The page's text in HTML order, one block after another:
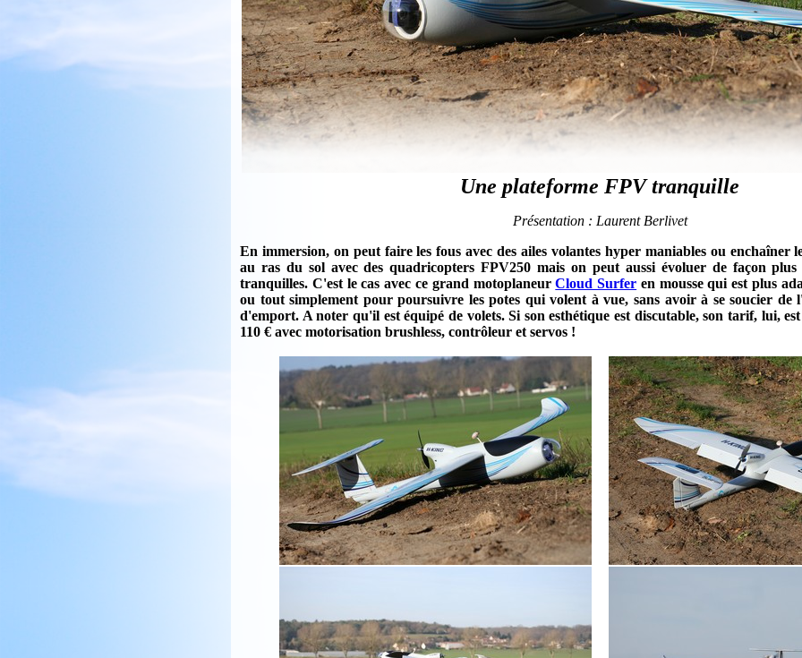
Une plateforme FPV tranquille
Présentation : Laurent Berlivet
En immersion, on peut faire les fous avec des ailes volantes hyper maniables ou enchaîner
au ras du sol avec des quadricopters FPV250 mais on peut aussi évoluer de façon plus
tranquilles. C'est le cas avec ce grand motoplaneurCloud Surfer en mousse qui est plus
ou tout simplement pour poursuivre les potes qui volent à vue, sans avoir à se soucier de
d'emport. A noter qu'il est équipé de volets. Si son esthétique est discutable, son tarif, lui,
110 € avec motorisation brushless, contrôleur et servos !